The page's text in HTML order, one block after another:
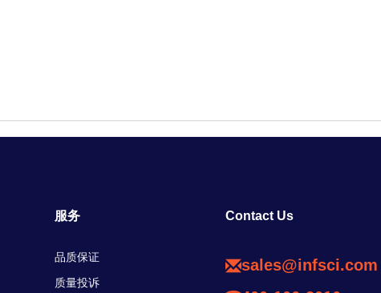
服务
品质保证
质量投诉
Contact Us
sales@infsci.com